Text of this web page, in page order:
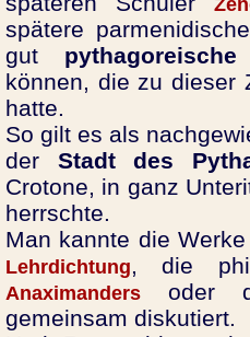
spätere
gut
können, die zu dieser
hatte.
So gilt es als
der Stadt des
Crotone, in ganz
herrschte.
Man kannte die
Lehrdichtung, die
Anaximanders oder
gemeinsam diskutiert.